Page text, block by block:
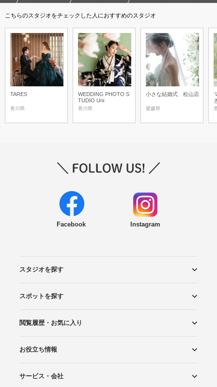
こちらのスタジオをチェックした人におすすめのスタジオ
TARES
香川県
WEDDING PHOTO S
TUDIO Uni
香川県
小さな結婚式 松山店
愛媛県
Facebook Instagram
スタジオを探す
エリアから探す
こだわりから探す
NEW PHOTO STYLE
プランから探す
フォトタイプ診断
フォトグラファーから探す
国内リゾートから探す
スポットを探す
ロケーションから探す
スタジオから探す
閲覧履歴・お気に入り
閲覧スタジオ
お気に入り
お役立ち情報
Wedding Photo マガジン
はじめてガイド
サービス・会社